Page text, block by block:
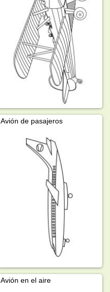
Avión de pasajeros
Avión en el aire